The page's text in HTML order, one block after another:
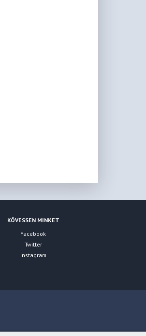
KÖVESSEN MINKET
Facebook
Twitter
Instagram